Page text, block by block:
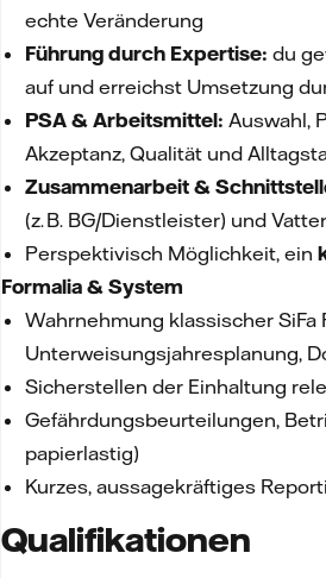
echte Veränderung
Führung durch Expertise: du
auf und erreichst Umsetzung
PSA & Arbeitsmittel: Auswahl,
Akzeptanz, Qualität und
Zusammenarbeit &
(z. B. BG/Dienstleister) und
Perspektivisch Möglichkeit, ein
Formalia & System
Wahrnehmung klassischer
Unterweisungsjahresplanung,
Sicherstellen der Einhaltung
Gefährdungsbeurteilungen,
papierlastig)
Kurzes, aussagekräftiges
Qualifikationen